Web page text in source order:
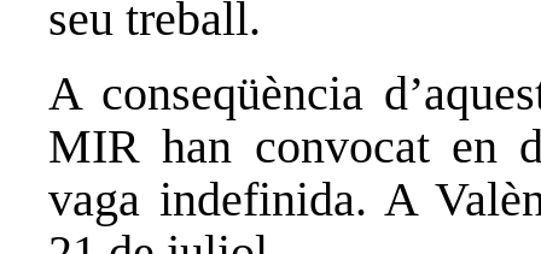
seu treball.
A conseqüència
MIR han convocat en
vaga indefinida. A